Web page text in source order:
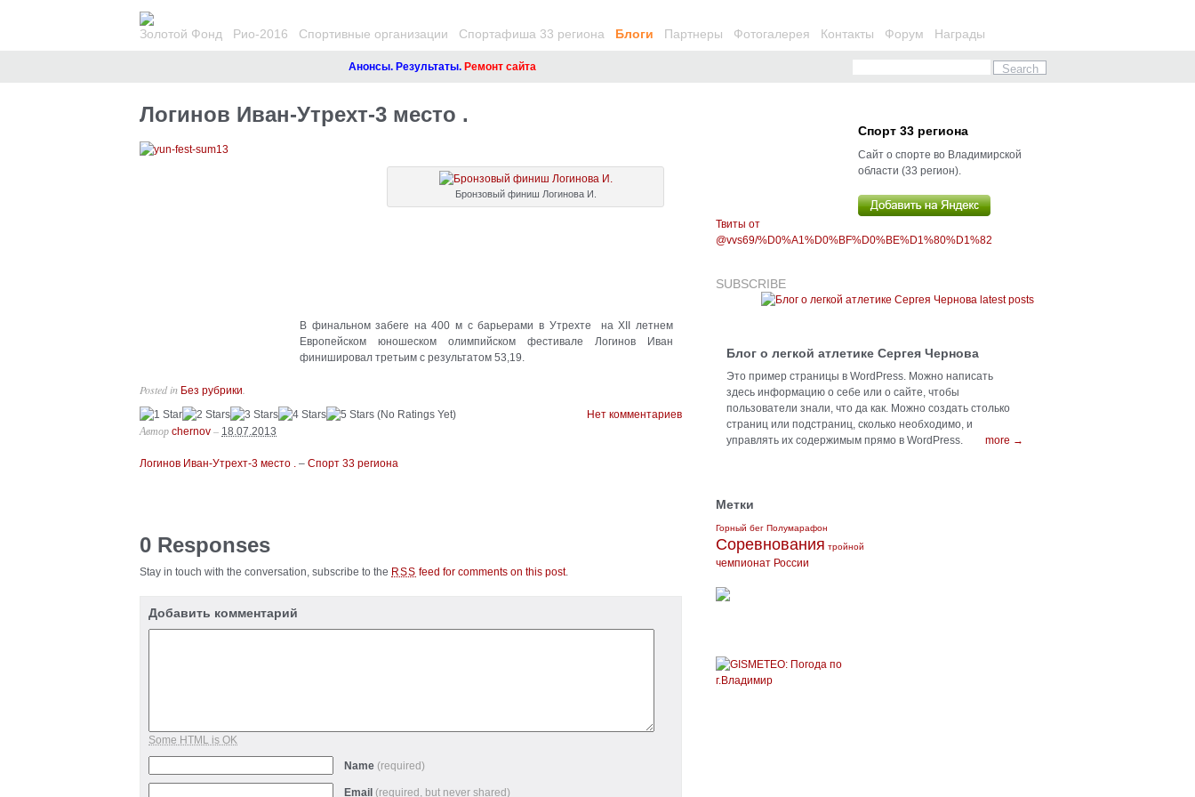
Золотой Фонд Рио-2016 Спортивные организации Спортафиша 33 региона Блоги Партнеры Фотогалерея Контакты Форум Награды
Анонсы. Результаты.Ремонт сайта
Логинов Иван-Утрехт-3 место .
Бронзовый финиш Логинова И.
В финальном забеге на 400 м с барьерами в Утрехте на ХII летнем
Европейском юношеском олимпийском фестивале Логинов Иван
финишировал третьим с результатом 53,19.
Posted in Без рубрики
Нет комментариев
(No Ratings Yet)
Автор chernov – 18.07.2013
Логинов Иван-Утрехт-3 место . – Спорт 33 региона
0 Responses
Stay in touch with the conversation, subscribe to the RSS feed for comments on this post.
Добавить комментарий
Some HTML is OK
Name (required)
Email (required, but never shared)
Спорт 33 региона
Сайт о спорте во Владимирской
области (33 регион).
Твиты от
@vvs69/%D0%A1%D0%BF%D0%BE%D1%80%D1%82
SUBSCRIBE
Блог о легкой атлетике Сергея Чернова
Это пример страницы в WordPress. Можно написать
здесь информацию о себе или о сайте, чтобы
пользователи знали, что да как. Можно создать столько
страниц или подстраниц, сколько необходимо, и
управлять их содержимым прямо в WordPress.
more →
Метки
Горный бег Полумарафон
Соревнования тройной
чемпионат России